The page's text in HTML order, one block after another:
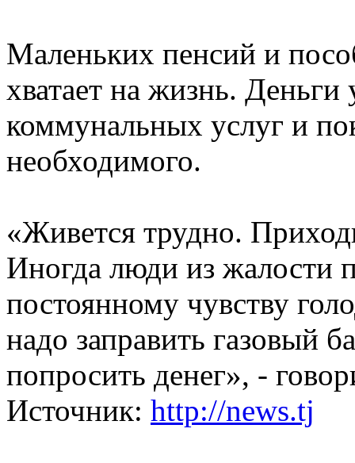
Маленьких пенсий и
хватает на жизнь.
коммунальных услуг и
необходимого.
«Живется трудно.
Иногда люди из жалости
постоянному чувству
надо заправить газовый
попросить денег», -
Источник: http://news.tj